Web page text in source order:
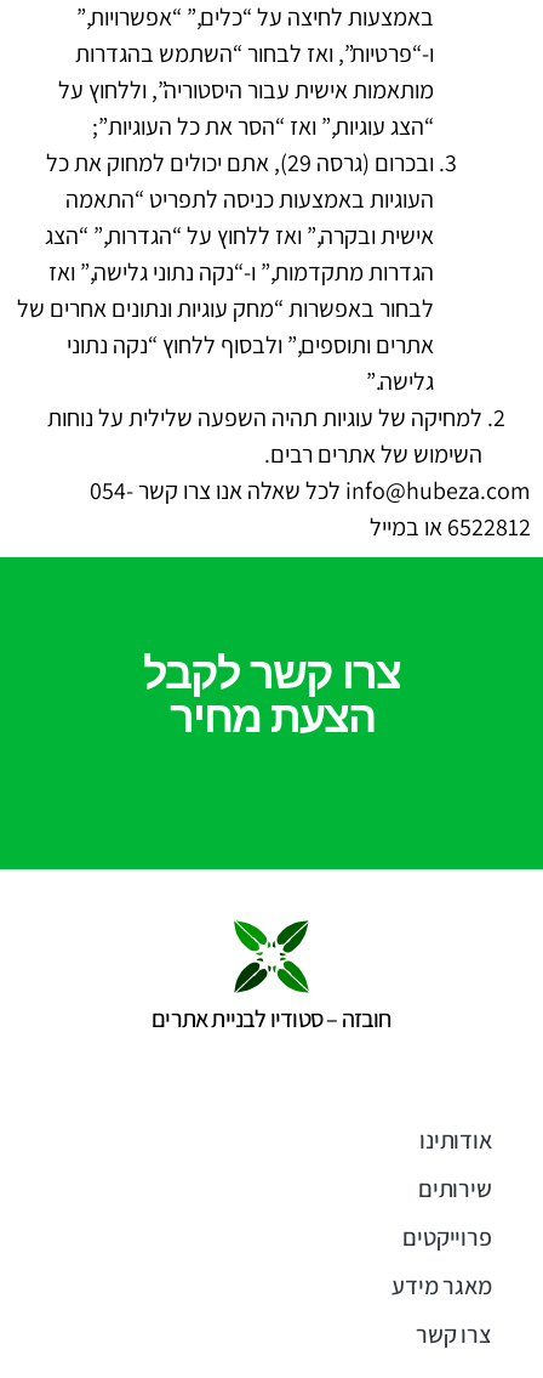
באמצעות לחיצה על “כלים,” “אפשרויות,”
ו-“פרטיות”, ואז לבחור “השתמש בהגדרות
מותאמות אישית עבור היסטוריה”, וללחוץ על
“הצג עוגיות,” ואז “הסר את כל העוגיות”;
ובכרום (גרסה 29), אתם יכולים למחוק את כל
העוגיות באמצעות כניסה לתפריט “התאמה
אישית ובקרה,” ואז ללחוץ על “הגדרות,” “הצג
הגדרות מתקדמות,” ו-“נקה נתוני גלישה,” ואז
לבחור באפשרות “מחק עוגיות ונתונים אחרים של
אתרים ותוספים,” ולבסוף ללחוץ “נקה נתוני
גלישה.”
למחיקה של עוגיות תהיה השפעה שלילית על נוחות
השימוש של אתרים רבים.
info@hubeza.com לכל שאלה אנו צרו קשר 054-
6522812 או במייל
צרו קשר לקבל
הצעת מחיר
חובזה – סטודיו לבניית אתרים
אודותינו
שירותים
פרוייקטים
מאגר מידע
צרו קשר